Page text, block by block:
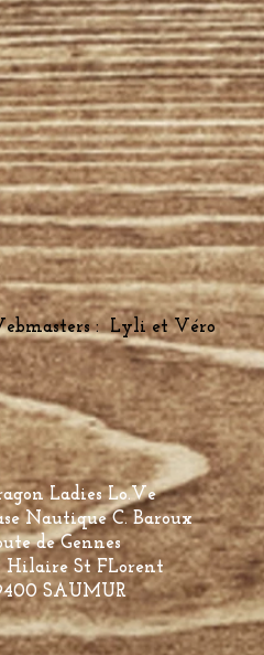
: Lyli et Véro
Ladies Lo.Ve
Nautique C. Baroux
de Gennes
Hilaire St FLorent
SAUMUR